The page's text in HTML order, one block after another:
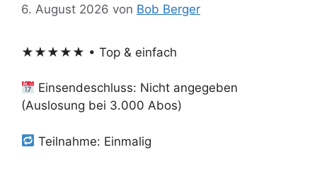
6. August 2026 von Bob Berger
★★★★★ • Top & einfach
Einsendeschluss: Nicht angegeben
(Auslosung bei 3.000 Abos)
Teilnahme: Einmalig